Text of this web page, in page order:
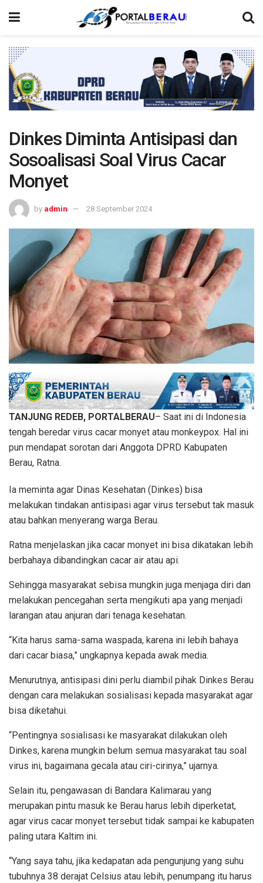
Dinkes Diminta Antisipasi dan
Sosoalisasi Soal Virus Cacar
Monyet
by admin 28 September 2024
TANJUNG REDEB, PORTALBERAU– Saat ini di Indonesia
tengah beredar virus cacar monyet atau monkeypox. Hal ini
pun mendapat sorotan dari Anggota DPRD Kabupaten
Berau, Ratna.
Ia meminta agar Dinas Kesehatan (Dinkes) bisa
melakukan tindakan antisipasi agar virus tersebut tak masuk
atau bahkan menyerang warga Berau.
Ratna menjelaskan jika cacar monyet ini bisa dikatakan lebih
berbahaya dibandingkan cacar air atau api.
Sehingga masyarakat sebisa mungkin juga menjaga diri dan
melakukan pencegahan serta mengikuti apa yang menjadi
larangan atau anjuran dari tenaga kesehatan.
“Kita harus sama-sama waspada, karena ini lebih bahaya
dari cacar biasa,” ungkapnya kepada awak media.
Menurutnya, antisipasi dini perlu diambil pihak Dinkes Berau
dengan cara melakukan sosialisasi kepada masyarakat agar
bisa diketahui.
“Pentingnya sosialisasi ke masyarakat dilakukan oleh
Dinkes, karena mungkin belum semua masyarakat tau soal
virus ini, bagaimana gecala atau ciri-cirinya,” ujarnya.
Selain itu, pengawasan di Bandara Kalimarau yang
merupakan pintu masuk ke Berau harus lebih diperketat,
agar virus cacar monyet tersebut tidak sampai ke kabupaten
paling utara Kaltim ini.
“Yang saya tahu, jika kedapatan ada pengunjung yang suhu
tubuhnya 38 derajat Celsius atau lebih, penumpang itu harus